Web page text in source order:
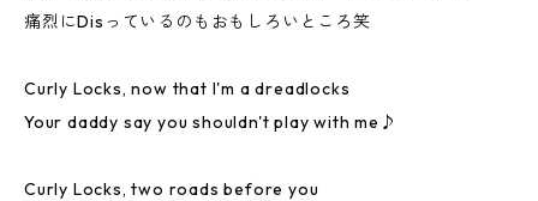
痛烈にDisっているのもおもしろいところ笑
Curly Locks, now that I'm a dreadlocks
Your daddy say you shouldn't play with me♪
Curly Locks, two roads before you